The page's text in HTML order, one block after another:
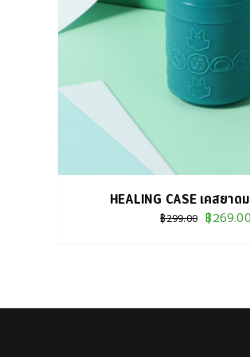
HEALING CASE เคสยาด
฿299.00 Original
฿
เลือกรูปแบบ
BE